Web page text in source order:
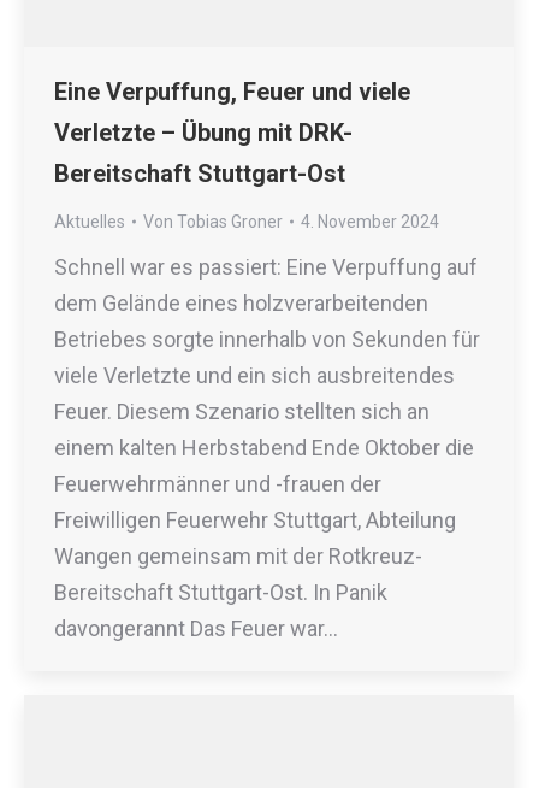
Eine Verpuffung, Feuer und viele
Verletzte – Übung mit DRK-
Bereitschaft Stuttgart-Ost
Aktuelles Von Tobias Groner 4. November 2024
Schnell war es passiert: Eine Verpuffung auf
dem Gelände eines holzverarbeitenden
Betriebes sorgte innerhalb von Sekunden für
viele Verletzte und ein sich ausbreitendes
Feuer. Diesem Szenario stellten sich an
einem kalten Herbstabend Ende Oktober die
Feuerwehrmänner und -frauen der
Freiwilligen Feuerwehr Stuttgart, Abteilung
Wangen gemeinsam mit der Rotkreuz-
Bereitschaft Stuttgart-Ost. In Panik
davongerannt Das Feuer war…